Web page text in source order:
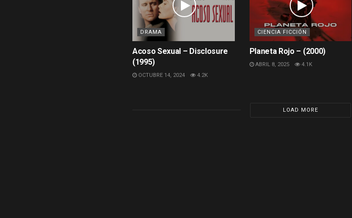
DRAMA
Acoso Sexual – Disclosure
(1995)
OCTUBRE 14, 2024 4.2K
CIENCIA FICCIÓN
Planeta Rojo – (2000)
ABRIL 8, 2025 4.1K
LOAD MORE